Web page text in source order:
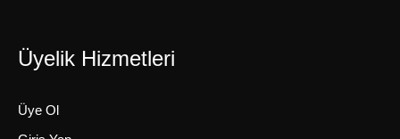
Üyelik Hizmetleri
Üye Ol